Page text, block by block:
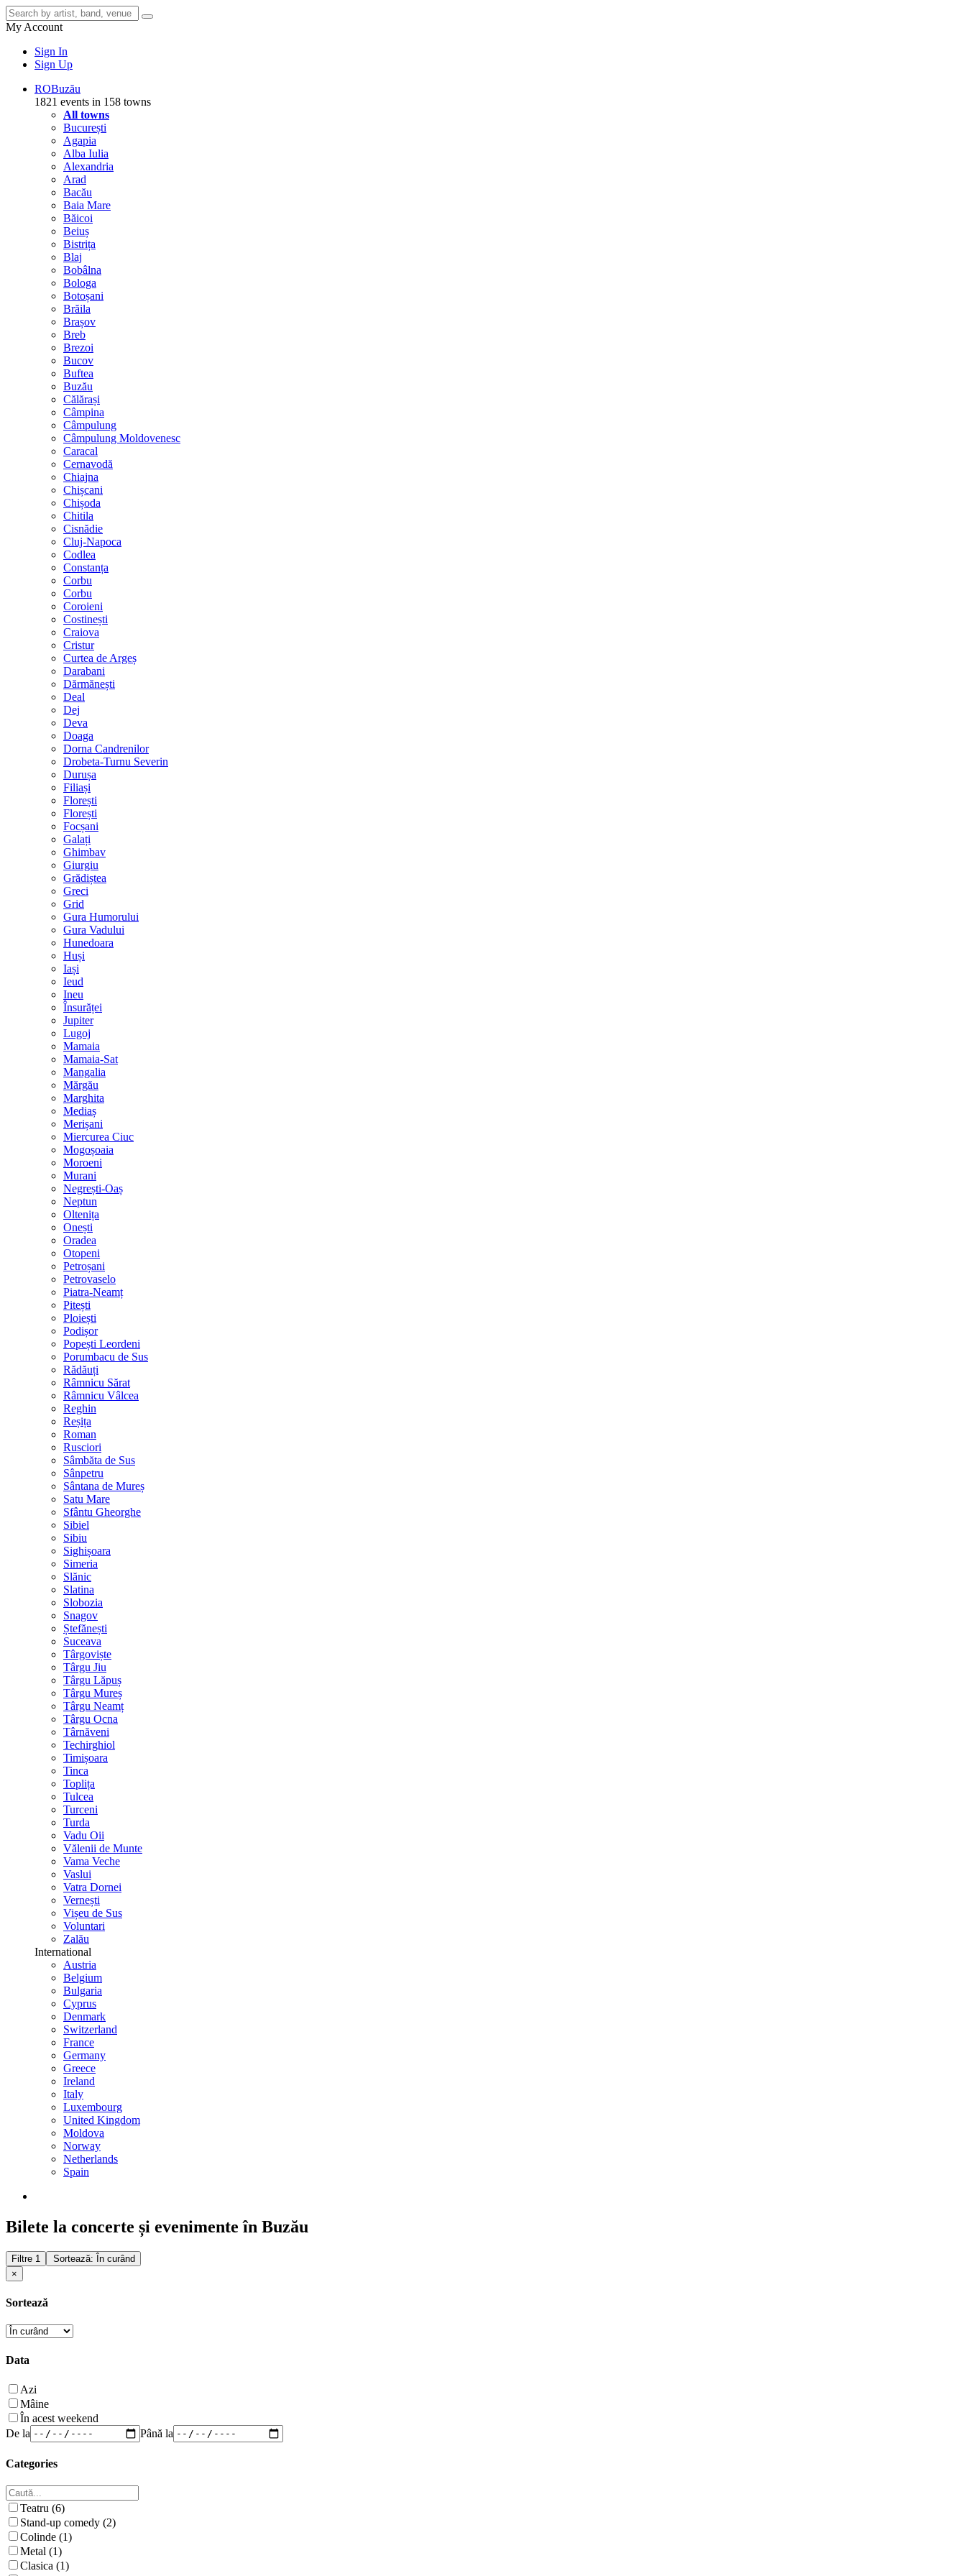
My Account
Sign In
Sign Up
ROBuzău
1821 events in 158 towns
All towns
București
Agapia
Alba Iulia
Alexandria
Arad
Bacău
Baia Mare
Băicoi
Beiuș
Bistrița
Blaj
Bobâlna
Bologa
Botoșani
Brăila
Brașov
Breb
Brezoi
Bucov
Buftea
Buzău
Călărași
Câmpina
Câmpulung
Câmpulung Moldovenesc
Caracal
Cernavodă
Chiajna
Chișcani
Chișoda
Chitila
Cisnădie
Cluj-Napoca
Codlea
Constanța
Corbu
Corbu
Coroieni
Costinești
Craiova
Cristur
Curtea de Argeș
Darabani
Dărmănești
Deal
Dej
Deva
Doaga
Dorna Candrenilor
Drobeta-Turnu Severin
Durușa
Filiași
Florești
Florești
Focșani
Galați
Ghimbav
Giurgiu
Grădiștea
Greci
Grid
Gura Humorului
Gura Vadului
Hunedoara
Huși
Iași
Ieud
Ineu
Însurăței
Jupiter
Lugoj
Mamaia
Mamaia-Sat
Mangalia
Mărgău
Marghita
Mediaș
Merișani
Miercurea Ciuc
Mogoșoaia
Moroeni
Murani
Negrești-Oaș
Neptun
Oltenița
Onești
Oradea
Otopeni
Petroșani
Petrovaselo
Piatra-Neamț
Pitești
Ploiești
Podișor
Popești Leordeni
Porumbacu de Sus
Rădăuți
Râmnicu Sărat
Râmnicu Vâlcea
Reghin
Reșița
Roman
Rusciori
Sâmbăta de Sus
Sânpetru
Sântana de Mureș
Satu Mare
Sfântu Gheorghe
Sibiel
Sibiu
Sighișoara
Simeria
Slănic
Slatina
Slobozia
Snagov
Ștefănești
Suceava
Târgoviște
Târgu Jiu
Târgu Lăpuș
Târgu Mureș
Târgu Neamț
Târgu Ocna
Târnăveni
Techirghiol
Timișoara
Tinca
Toplița
Tulcea
Turceni
Turda
Vadu Oii
Vălenii de Munte
Vama Veche
Vaslui
Vatra Dornei
Vernești
Vișeu de Sus
Voluntari
Zalău
International
Austria
Belgium
Bulgaria
Cyprus
Denmark
Switzerland
France
Germany
Greece
Ireland
Italy
Luxembourg
United Kingdom
Moldova
Norway
Netherlands
Spain
Bilete la concerte și evenimente în Buzău
Filtre 1
Sortează: În curând
×
Sortează
Data
Azi
Mâine
În acest weekend
De la
Până la
Categories
Teatru (6)
Stand-up comedy (2)
Colinde (1)
Metal (1)
Clasica (1)